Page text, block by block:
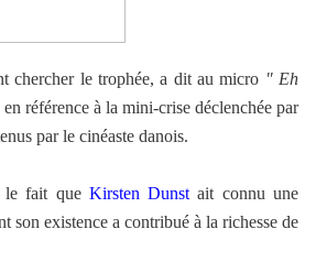
chercher le trophée, a dit au micro " Eh
en référence à la mini-crise déclenchée par
par le cinéaste danois.
le fait que Kirsten Dunst ait connu une
son existence a contribué à la richesse de